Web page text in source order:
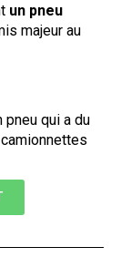
un pneu
majeur au
pneu qui a du